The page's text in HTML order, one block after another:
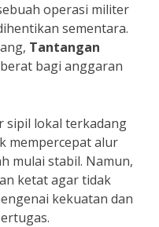
operasi militer
sementara.
Tantangan
bagi anggaran
sipil lokal terkadang
mempercepat alur
mulai stabil. Namun,
ketat agar tidak
kekuatan dan